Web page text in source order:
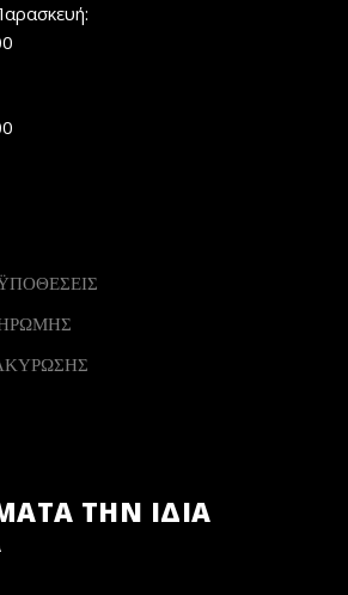
ΤΗΝ ΙΔΙΑ